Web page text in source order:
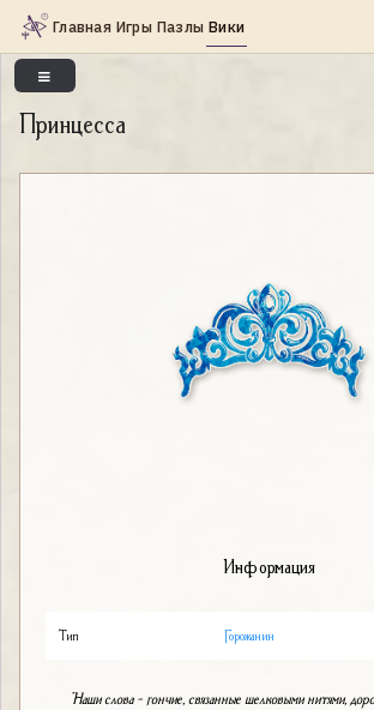
Принцесса
Информация
Тип Горожанин
"Наши слова - гончие, связанные шелковыми нитями,